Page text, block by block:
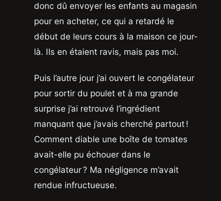
donc dû envoyer les enfants au magasin
pour en acheter, ce qui a retardé le
début de leurs cours à la maison ce jour-
là. Ils en étaient ravis, mais pas moi.
Puis l’autre jour j’ai ouvert le congélateur
pour sortir du poulet et à ma grande
surprise j’ai retrouvé l’ingrédient
manquant que j’avais cherché partout !
Comment diable une boîte de tomates
avait-elle pu échouer dans le
congélateur ? Ma négligence m’avait
rendue infructueuse.